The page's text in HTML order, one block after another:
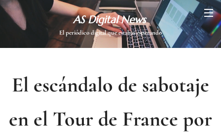
AS Digital News
El periódico digital que estabas esperando
El escándalo de sabotaje
en el Tour de France por